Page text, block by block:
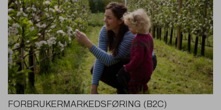
FORBRUKERMARKEDSFØRING ( B2C)